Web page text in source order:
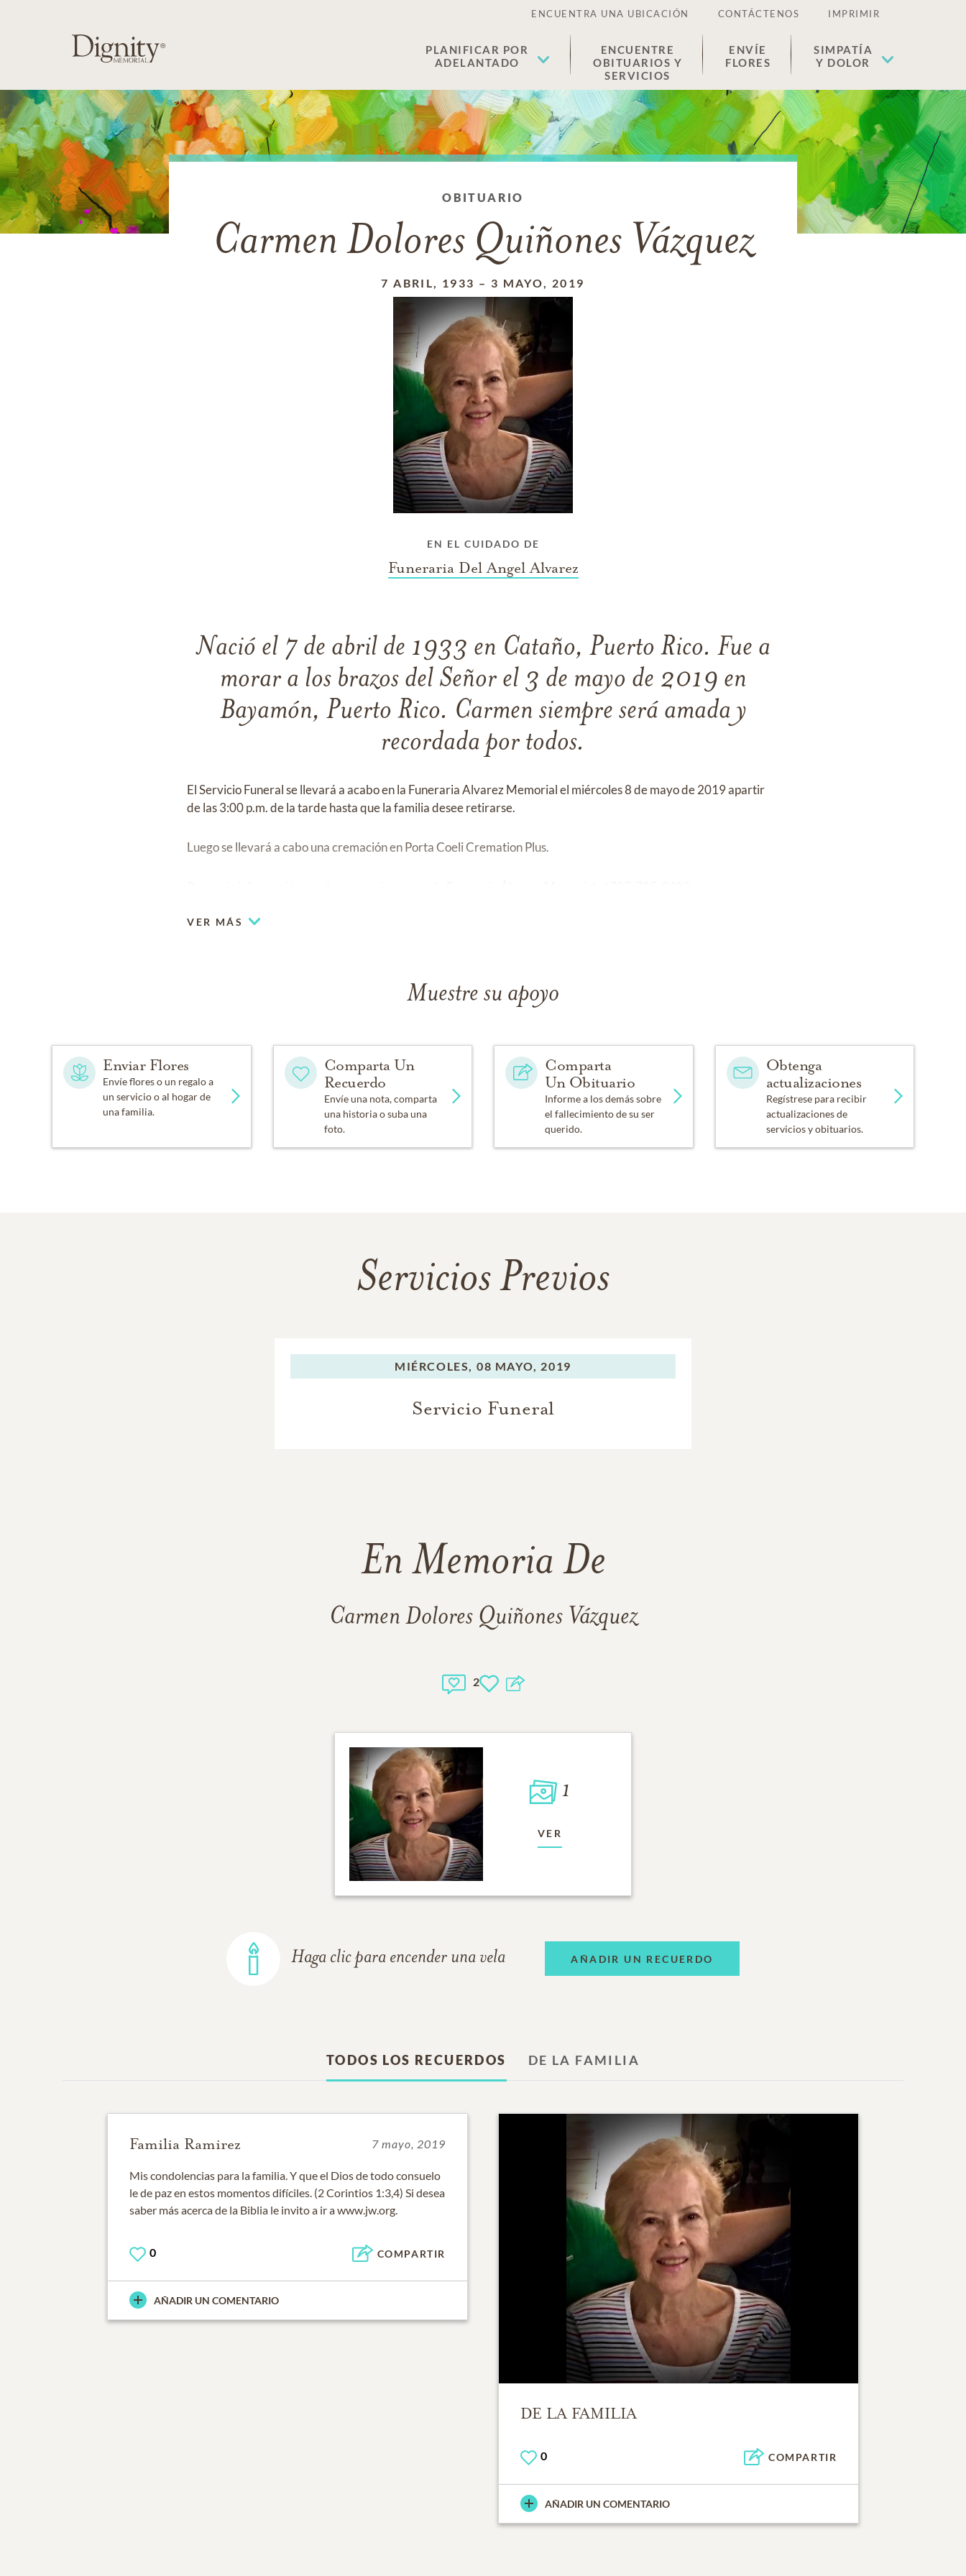
ENCUENTRA UNA UBICACIÓN CONTÁCTENOS IMPRIMIR
PLANIFICAR POR
ADELANTADO
ENCUENTRE
OBITUARIOS Y
SERVICIOS
ENVÍE
FLORES
SIMPATÍA
Y DOLOR
OBITUARIO
Carmen Dolores Quiñones Vázquez
7 ABRIL, 1933 – 3 MAYO, 2019
EN EL CUIDADO DE
Funeraria Del Angel Alvarez
Nació el 7 de abril de 1933 en Cataño, Puerto Rico. Fue a
morar a los brazos del Señor el 3 de mayo de 2019 en
Bayamón, Puerto Rico. Carmen siempre será amada y
recordada por todos.
El Servicio Funeral se llevará a acabo en la Funeraria Alvarez Memorial el miércoles 8 de mayo de 2019 apartir
de las 3:00 p.m. de la tarde hasta que la familia desee retirarse.
Luego se llevará a cabo una cremación en Porta Coeli Cremation Plus.
VER MÁS
Muestre su apoyo
Enviar Flores
Envíe flores o un regalo a
un servicio o al hogar de
una familia.
Comparta Un
Recuerdo
Envíe una nota, comparta
una historia o suba una
foto.
Comparta
Un Obituario
Informe a los demás sobre
el fallecimiento de su ser
querido.
Obtenga
actualizaciones
Regístrese para recibir
actualizaciones de
servicios y obituarios.
Servicios Previos
MIÉRCOLES, 08 MAYO, 2019
Servicio Funeral
En Memoria De
Carmen Dolores Quiñones Vázquez
2
1
VER
Haga clic para encender una vela AÑADIR UN RECUERDO
TODOS LOS RECUERDOS DE LA FAMILIA
Familia Ramirez 7 mayo, 2019
Mis condolencias para la familia. Y que el Dios de todo consuelo
le de paz en estos momentos difíciles. (2 Corintios 1:3,4) Si desea
saber más acerca de la Biblia le invito a ir a www.jw.org.
0 COMPARTIR
AÑADIR UN COMENTARIO
DE LA FAMILIA
0 COMPARTIR
AÑADIR UN COMENTARIO